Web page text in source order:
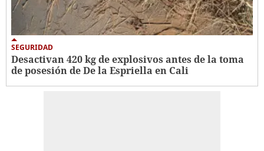
SEGURIDAD
Desactivan 420 kg de explosivos antes de la toma
de posesión de De la Espriella en Cali